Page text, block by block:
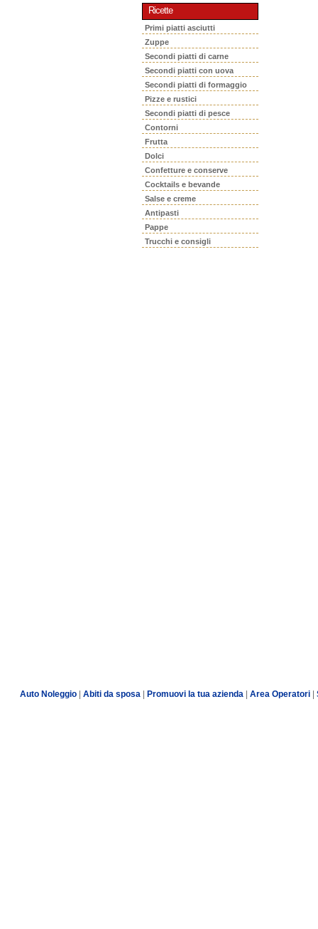
Ricette
Primi piatti asciutti
Zuppe
Secondi piatti di carne
Secondi piatti con uova
Secondi piatti di formaggio
Pizze e rustici
Secondi piatti di pesce
Contorni
Frutta
Dolci
Confetture e conserve
Cocktails e bevande
Salse e creme
Antipasti
Pappe
Trucchi e consigli
Auto Noleggio Abiti da sposa Promuovi la tua azienda Area Operatori